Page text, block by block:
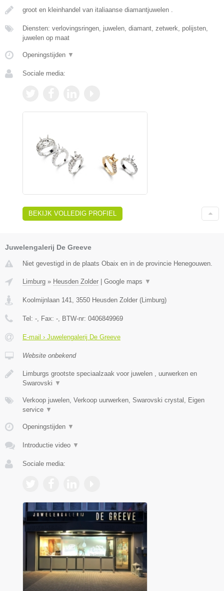
groot en kleinhandel van italiaanse diamantjuwelen .
Diensten: verlovingsringen, juwelen, diamant, zetwerk, polijsten,
juwelen op maat
Openingstijden ▼
Sociale media:
BEKIJK VOLLEDIG PROFIEL
Juwelengalerij De Greeve
Niet gevestigd in de plaats Obaix en in de provincie Henegouwen.
Limburg » Heusden Zolder Google maps ▼
Koolmijnlaan 141, 3550 Heusden Zolder (Limburg)
Tel: -, Fax: -, BTW-nr: 0406849969
E-mail › Juwelengalerij De Greeve
Website onbekend
Limburgs grootste speciaalzaak voor juwelen , uurwerken en
Swarovski ▼
Verkoop juwelen, Verkoop uurwerken, Swarovski crystal, Eigen
service ▼
Openingstijden ▼
Introductie video ▼
Sociale media: